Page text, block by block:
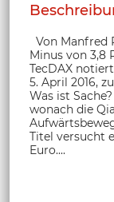
Von Manfred
Minus von 3,8
TecDAX
5. April 2016,
Was ist
wonach die
Titel versucht
Euro....